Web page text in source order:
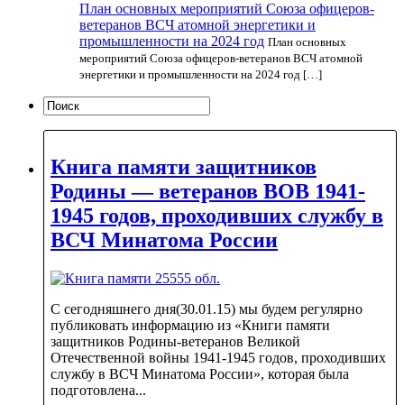
План основных мероприятий Союза офицеров-
ветеранов ВСЧ атомной энергетики и
промышленности на 2024 год План основных
мероприятий Союза офицеров-ветеранов ВСЧ атомной
энергетики и промышленности на 2024 год […]
Книга памяти защитников
Родины — ветеранов ВОВ 1941-
1945 годов, проходивших службу в
ВСЧ Минатома России
С сегодняшнего дня(30.01.15) мы будем регулярно
публиковать информацию из «Книги памяти
защитников Родины-ветеранов Великой
Отечественной войны 1941-1945 годов, проходивших
службу в ВСЧ Минатома России», которая была
подготовлена...